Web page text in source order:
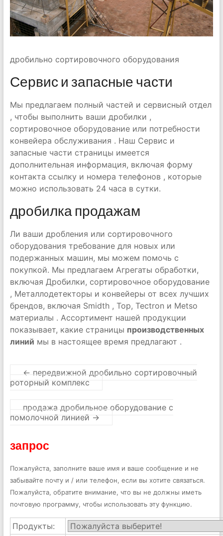
дробильно сортировочного оборудования
Сервис и запасные части
Мы предлагаем полный частей и сервисный отдел
, чтобы выполнить ваши дробилки ,
сортировочное оборудование или потребности
конвейера обслуживания . Наш Сервис и
запасные части страницы имеется
дополнительная информация, включая форму
контакта ссылку и номера телефонов , которые
можно использовать 24 часа в сутки.
дробилка продажам
Ли ваши дробления или сортировочного
оборудования требование для новых или
подержанных машин, мы можем помочь с
покупкой. Мы предлагаем Агрегаты обработки,
включая Дробилки, сортировочное оборудование
, Металлодетекторы и конвейеры от всех лучших
брендов, включая Smidth , Тор, Tectron и Metso
материалы . Ассортимент нашей продукции
показывает, какие страницы производственных
линий мы в настоящее время предлагают .
← передвижной дробильно сортировочный
роторный комплекс
продажа дробильное оборудование с
помолочной линией →
запрос
Пожалуйста, заполните ваше имя и ваше сообщение и не
забывайте почту и / или телефон, если вы хотите связаться.
Пожалуйста, обратите внимание, что вы не должны иметь
почтовую программу, чтобы использовать эту функцию.
Продукты: